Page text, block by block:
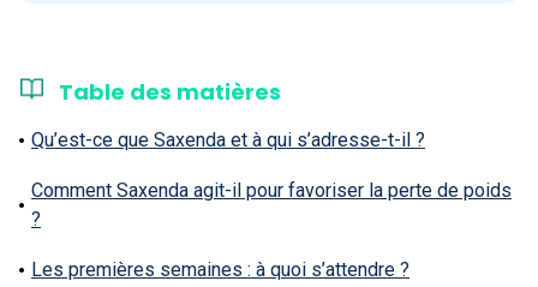
Table des matières
Qu’est-ce que Saxenda et à qui s’adresse-t-il ?
Comment Saxenda agit-il pour favoriser la perte de poids
?
Les premières semaines : à quoi s’attendre ?